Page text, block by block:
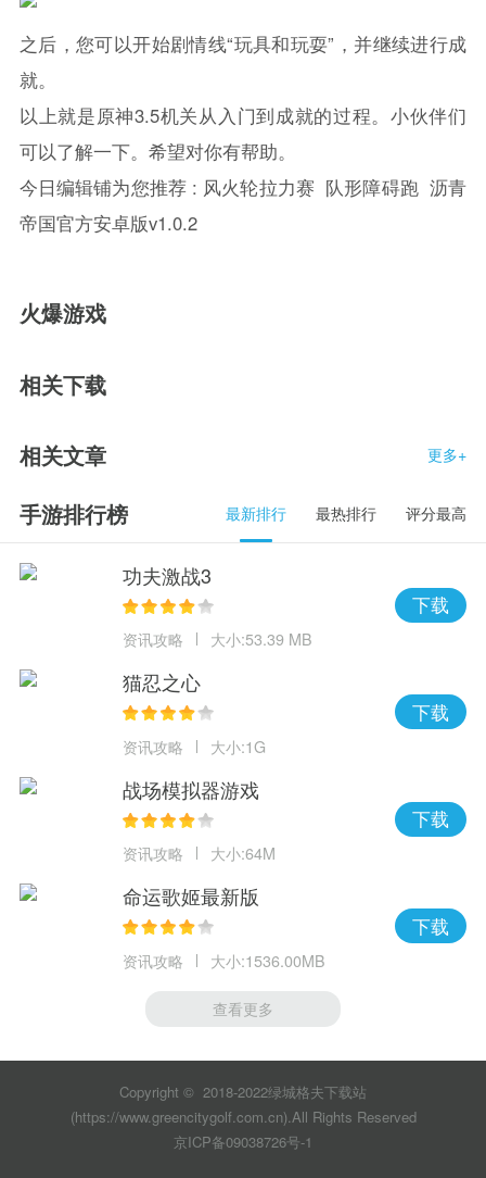
之后，您可以开始剧情线“玩具和玩耍”，并继续进行成
就。
以上就是原神3.5机关从入门到成就的过程。小伙伴们
可以了解一下。希望对你有帮助。
今日编辑铺为您推荐 : 风火轮拉力赛 队形障碍跑 沥青
帝国官方安卓版v1.0.2
火爆游戏
相关下载
相关文章 更多+
手游排行榜 最新排行 最热排行 评分最高
功夫激战3
资讯攻略 大小:53.39 MB
下载
猫忍之心
资讯攻略 大小:1G
下载
战场模拟器游戏
资讯攻略 大小:64M
下载
命运歌姬最新版
资讯攻略 大小:1536.00MB
下载
查看更多
Copyright © 2018-2022绿城格夫下载站
(https://www.greencitygolf.com.cn).All Rights Reserved
京ICP备09038726号-1